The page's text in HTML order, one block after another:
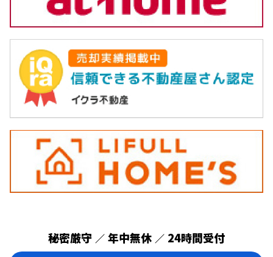
秘密厳守 ／ 年中無休 ／ 24時間受付